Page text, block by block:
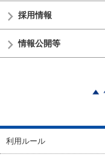
採用情報
情報公開等
利用ルール